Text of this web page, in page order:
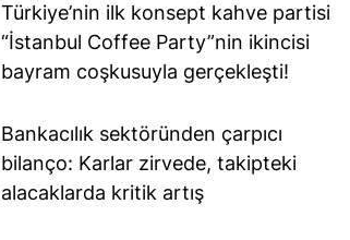
Türkiye’nin ilk konsept kahve partisi
“İstanbul Coffee Party”nin ikincisi
bayram coşkusuyla gerçekleşti!
Bankacılık sektöründen çarpıcı
bilanço: Karlar zirvede, takipteki
alacaklarda kritik artış